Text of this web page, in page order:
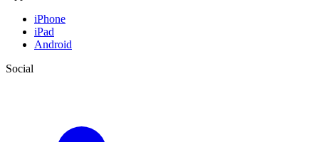
iPhone
iPad
Android
Social